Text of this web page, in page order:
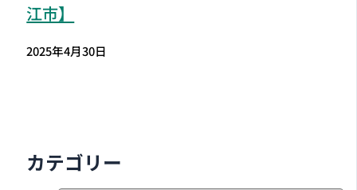
江市】
2025年4月30日
カテゴリー